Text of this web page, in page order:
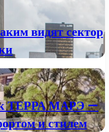
видят сектор
ТЕРРА МАРЭ —
и стилем